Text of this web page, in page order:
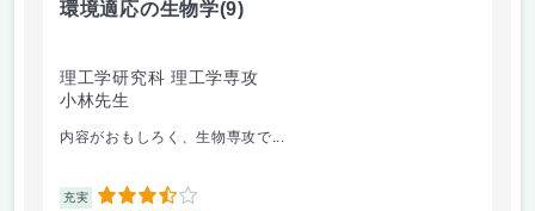
環境適応の生物学(9)
理工学研究科 理工学専攻
小林先生
内容がおもしろく、生物専攻で...
充実 3.5